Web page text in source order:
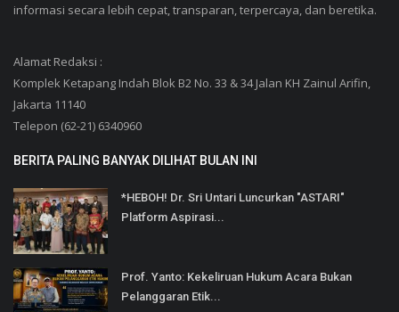
informasi secara lebih cepat, transparan, terpercaya, dan beretika.
Alamat Redaksi :
Komplek Ketapang Indah Blok B2 No. 33 & 34 Jalan KH Zainul Arifin,
Jakarta 11140
Telepon (62-21) 6340960
BERITA PALING BANYAK DILIHAT BULAN INI
*HEBOH! Dr. Sri Untari Luncurkan "ASTARI"
Platform Aspirasi...
Prof. Yanto: Kekeliruan Hukum Acara Bukan
Pelanggaran Etik...